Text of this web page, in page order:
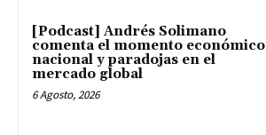
[Podcast] Andrés Solimano
comenta el momento económico
nacional y paradojas en el
mercado global
6 Agosto, 2026